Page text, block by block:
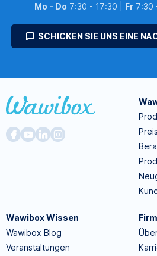
Mo - Do 7:30 - 17:30 | Fr7:30
SCHICKEN SIE UNS EINE
Wawibox Wissen
Wawibox Blog
Veranstaltungen